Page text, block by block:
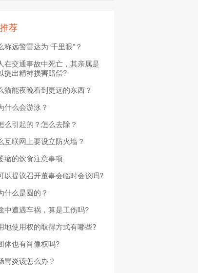
荐
称远警雷达为“千里眼”？
在交通事故中死亡，其亲属是
提出精神损害赔偿?
猫能夜晚看到更远的东西？
什么会游泳？
么引起的？怎么去除？
互联网上要设立防火墙？
缩的饮食注意事项
以提议召开董事会临时会议吗?
什么是圆的？
中遭遇车祸，算是工伤吗?
地使用权的取得方式有哪些?
体也有肖像权吗?
胃炎该怎么办？